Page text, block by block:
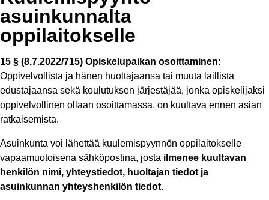
asuinkunnalta
oppilaitokselle
15 § (8.7.2022/715) Opiskelupaikan osoittaminen​:
Oppivelvollista ja hänen huoltajaansa tai muuta laillista
edustajaansa sekä koulutuksen järjestäjää, jonka opiskelijaksi
oppivelvollinen ollaan osoittamassa, on kuultava ennen asian
ratkaisemista.​
Asuinkunta voi lähettää kuulemispyynnön oppilaitokselle
vapaamuotoisena sähköpostina, josta ilmenee kuultavan
henkilön nimi, yhteystiedot, huoltajan tiedot ja
asuinkunnan yhteyshenkilön tiedot. ​